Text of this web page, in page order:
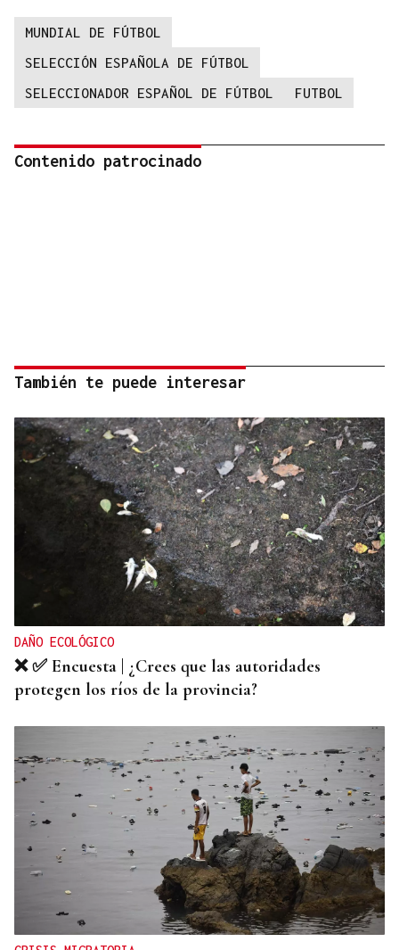
MUNDIAL DE FÚTBOL
SELECCIÓN ESPAÑOLA DE FÚTBOL
SELECCIONADOR ESPAÑOL DE FÚTBOL
FUTBOL
Contenido patrocinado
También te puede interesar
DAÑO ECOLÓGICO
❌ ✅ Encuesta | ¿Crees que las autoridades
protegen los ríos de la provincia?